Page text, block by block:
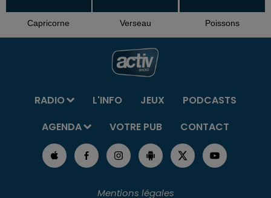
Capricorne Verseau Poissons
RADIO L'INFO JEUX
PODCASTS
AGENDA
VOTRE PUB CONTACT
Mentions légales